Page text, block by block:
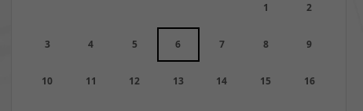
1 2
3 4 5 6 7 8 9
10 11 12 13 14 15 16